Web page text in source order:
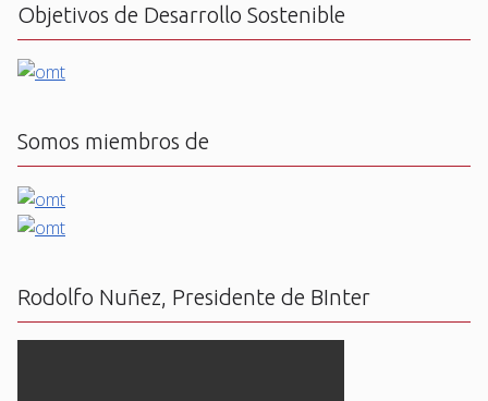
Objetivos de Desarrollo Sostenible
Somos miembros de
Rodolfo Nuñez, Presidente de BInter